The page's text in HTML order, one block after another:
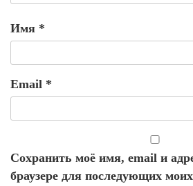
Имя *
Email *
Сохранить моё имя, email и
браузере для последующих